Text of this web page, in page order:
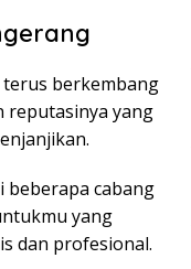
berkembang
reputasinya yang
beberapa cabang
yang
dan profesional.